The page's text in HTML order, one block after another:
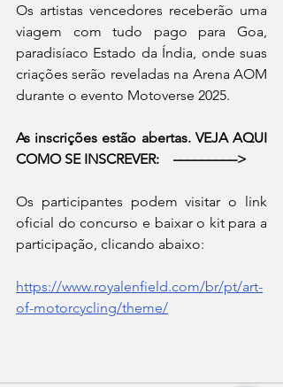
Os artistas vencedores receberão uma
viagem com tudo pago para Goa,
paradisíaco Estado da Índia, onde suas
criações serão reveladas na Arena AOM
durante o evento Motoverse 2025.
As inscrições estão abertas. VEJA AQUI
COMO SE INSCREVER:    –––––––––>
Os participantes podem visitar o link
oficial do concurso e baixar o kit para a
participação, clicando abaixo:
https://www.royalenfield.com/br/pt/art-
of-motorcycling/theme/